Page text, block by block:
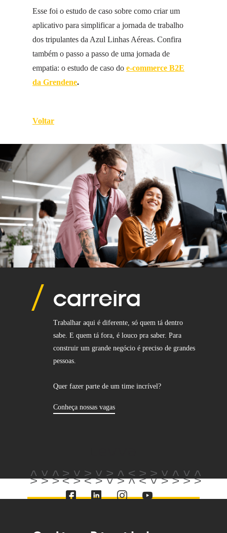
Esse foi o estudo de caso sobre como criar um
aplicativo para simplificar a jornada de trabalho
dos tripulantes da Azul Linhas Aéreas. Confira
também o passo a passo de uma jornada de
empatia: o estudo de caso do e-commerce B2E
da Grendene.
Voltar
carreira
Trabalhar aqui é diferente, só quem tá dentro
sabe. E quem tá fora, é louco pra saber. Para
construir um grande negócio é preciso de grandes
pessoas.
Quer fazer parte de um time incrível?
Conheça nossas vagas